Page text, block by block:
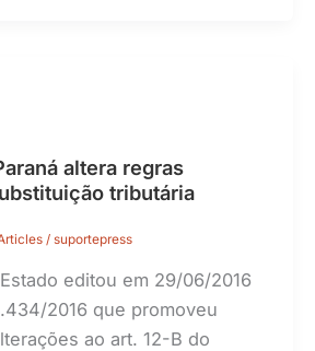
altera regras
tributária
/ suportepress
editou em 29/06/2016
2016 que promoveu
ao art. 12-B do